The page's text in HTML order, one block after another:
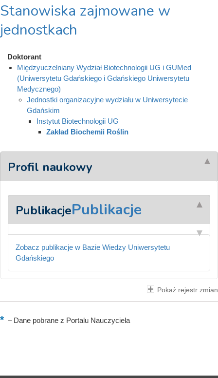
Stanowiska zajmowane w
jednostkach
Doktorant
Międzyuczelniany Wydział Biotechnologii UG i GUMed
(Uniwersytetu Gdańskiego i Gdańskiego Uniwersytetu
Medycznego)
Jednostki organizacyjne wydziału w Uniwersytecie
Gdańskim
Instytut Biotechnologii UG
Zakład Biochemii Roślin
Profil naukowy
PublikacjePublikacje
Zobacz publikacje w Bazie Wiedzy Uniwersytetu
Gdańskiego
Pokaż rejestr zmian
–Dane pobrane z Portalu Nauczyciela